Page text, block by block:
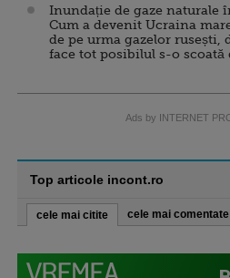
Inundație de gaze naturale
Cum a devenit Ucraina
de pe urma gazelor rusești,
face tot posibilul s-o scoată
Ads by INTERNET
Top articole incont.ro
cele mai citite cele mai comentate